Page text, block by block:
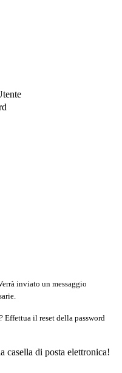
inviato un messaggio
Effettua il reset della password
casella di posta elettronica!